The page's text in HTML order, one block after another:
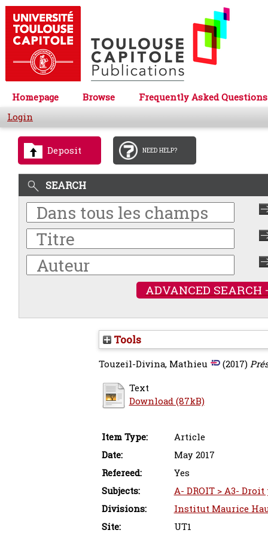
Homepage Browse
Frequently Asked Questions
Login
Deposit NEED HELP?
SEARCH
ADVANCED SEARCH
Tools
Touzeil-Divina, Mathieu (2017)
Text
Download (87kB)
Item Type:
Article
Date:
May 2017
Refereed:
Yes
Subjects:
A- DROIT > A3-
Divisions:
Institut Maurice
Site:
UT1